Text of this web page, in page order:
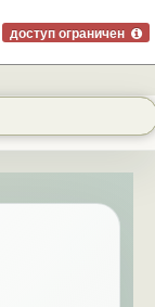
доступ ограничен